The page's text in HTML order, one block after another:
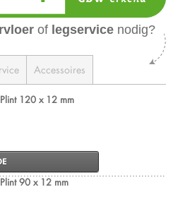
of legservice nodig?
Accessoires
120 x 12 mm
90 x 12 mm